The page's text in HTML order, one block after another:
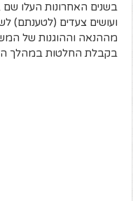
ועושים צעדים (לטענתם)
מההנאה וההוגנות של
בקבלת החלטות במהלך